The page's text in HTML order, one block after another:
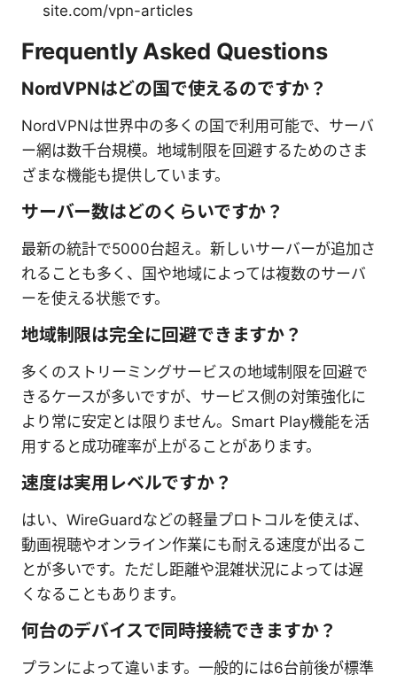
site.com/vpn-articles
Frequently Asked Questions
NordVPNはどの国で使えるのですか？
NordVPNは世界中の多くの国で利用可能で、サーバ
ー網は数千台規模。地域制限を回避するためのさま
ざまな機能も提供しています。
サーバー数はどのくらいですか？
最新の統計で5000台超え。新しいサーバーが追加さ
れることも多く、国や地域によっては複数のサーバ
ーを使える状態です。
地域制限は完全に回避できますか？
多くのストリーミングサービスの地域制限を回避で
きるケースが多いですが、サービス側の対策強化に
より常に安定とは限りません。Smart Play機能を活
用すると成功確率が上がることがあります。
速度は実用レベルですか？
はい、WireGuardなどの軽量プロトコルを使えば、
動画視聴やオンライン作業にも耐える速度が出るこ
とが多いです。ただし距離や混雑状況によっては遅
くなることもあります。
何台のデバイスで同時接続できますか？
プランによって違います。一般的には6台前後が標準